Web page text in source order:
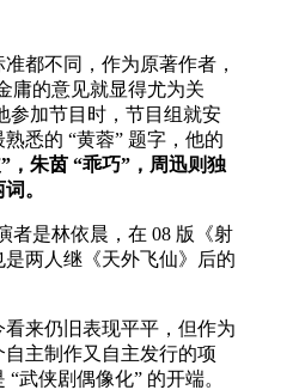
都不同，作为原著作者，
庸的意见就显得尤为关
参加节目时，节目组就安
悉的 “黄蓉” 题字，他的
，朱茵 “乖巧”，周迅则独
。
者是林依晨，在 08 版《射
两人继《天外飞仙》后的
来仍旧表现平平，但作为
主制作又自主发行的项
武侠剧偶像化” 的开端。